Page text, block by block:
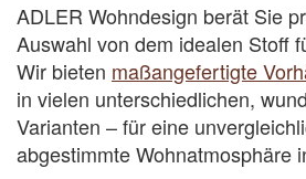
ADLER Wohndesign berät Sie
Auswahl von dem idealen Stoff
Wir bieten maßangefertigte
in vielen unterschiedlichen,
Varianten – für eine
abgestimmte Wohnatmosphäre
Vorhangstoffe mit
schalldämpfenden
hochwertige Sicht- und
verschiedenen Ausführungen